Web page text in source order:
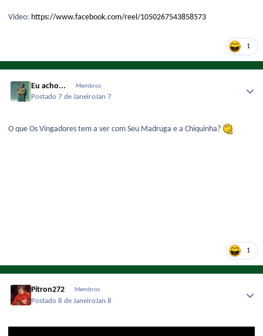
Video: https://www.facebook.com/reel/1050267543858573
1
Eu acho... Membros
Postado7 de JaneiroJan 7
O que Os Vingadores tem a ver com Seu Madruga e a Chiquinha?
1
Pitron272 Membros
Postado8 de JaneiroJan 8